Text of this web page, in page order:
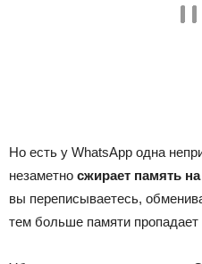
Но есть у WhatsApp одна
незаметно сжирает память
вы переписываетесь,
тем больше памяти пропадает